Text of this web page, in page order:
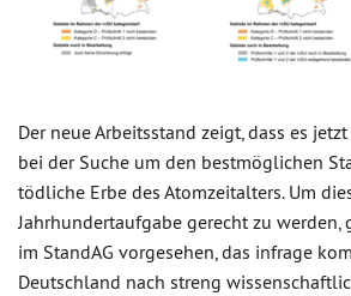
Der neue Arbeitsstand zeigt, dass es
bei der Suche um den bestmöglichen
tödliche Erbe des Atomzeitalters. Um
Jahrhundertaufgabe gerecht zu werden,
im StandAG vorgesehen, das infrage
Deutschland nach streng